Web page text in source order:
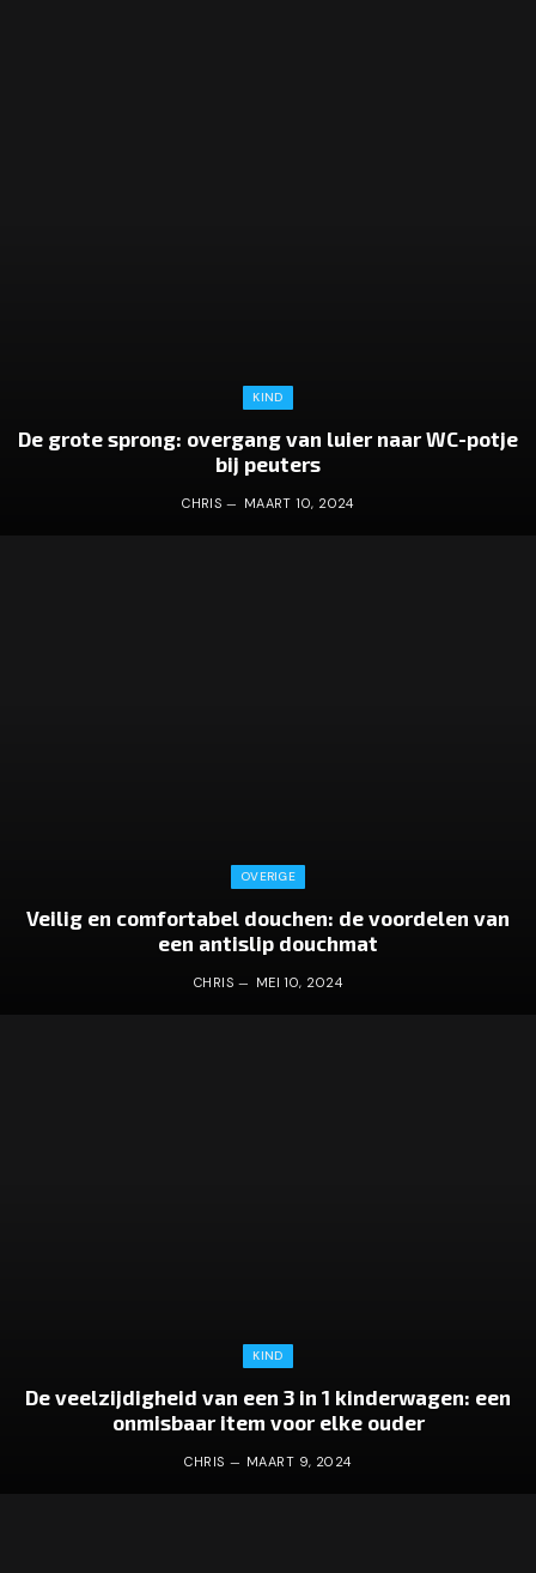
KIND
De grote sprong: overgang van luier naar WC-potje
bij peuters
CHRIS MAART 10, 2024
OVERIGE
Veilig en comfortabel douchen: de voordelen van
een antislip douchmat
CHRIS MEI 10, 2024
KIND
De veelzijdigheid van een 3 in 1 kinderwagen: een
onmisbaar item voor elke ouder
CHRIS MAART 9, 2024